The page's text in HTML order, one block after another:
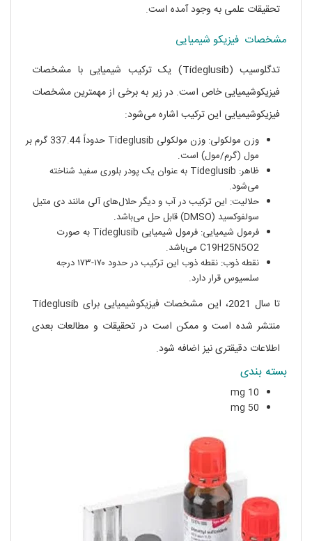
تحقیقات علمی به وجود آمده است.
مشخصات فیزیکو شیمیایی
تدگلوسیب (Tideglusib) یک ترکیب شیمیایی با مشخصات
فیزیکوشیمیایی خاص است. در زیر به برخی از مهمترین مشخصات
فیزیکوشیمیایی این ترکیب اشاره می‌شود:
وزن مولکولی: وزن مولکولی Tideglusib حدوداً 337.44 گرم بر
مول (گرم/مول) است.
ظاهر: Tideglusib به عنوان یک پودر بلوری سفید شناخته
می‌شود.
حلالیت: این ترکیب در آب و دیگر حلال‌های آلی مانند دی متیل
سولفوکسید (DMSO) قابل حل می‌باشد.
فرمول شیمیایی: فرمول شیمیایی Tideglusib به صورت
C19H25N5O2 می‌باشد.
نقطه ذوب: نقطه ذوب این ترکیب در حدود ۱۷۰-۱۷۳ درجه
سلسیوس قرار دارد.
تا سال 2021، این مشخصات فیزیکوشیمیایی برای Tideglusib
منتشر شده است و ممکن است در تحقیقات و مطالعات بعدی
اطلاعات دقیقتری نیز اضافه شود.
بسته بندی
10 mg
50 mg